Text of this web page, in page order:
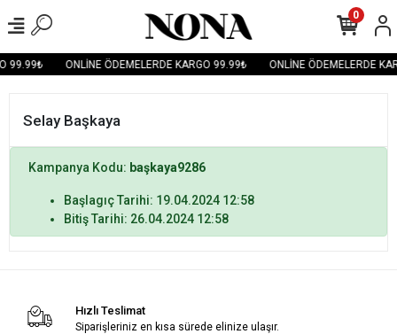
99.99₺ ONLİNE ÖDEMELERDE KARGO 99.99₺ ONLİNE ÖDEMELERDE
0
Selay Başkaya
Kampanya Kodu: başkaya9286
Başlagıç Tarihi: 19.04.2024 12:58
Bitiş Tarihi: 26.04.2024 12:58
Hızlı Teslimat
Siparişleriniz en kısa sürede elinize ulaşır.